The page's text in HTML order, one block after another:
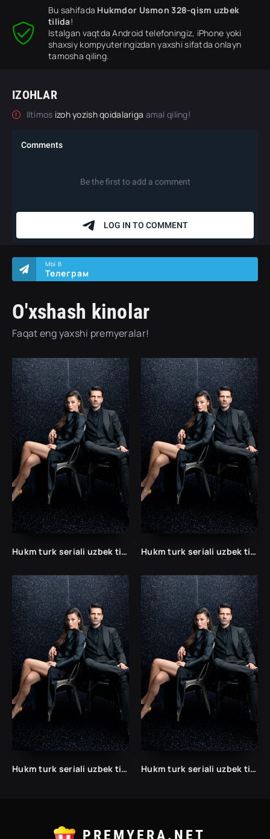
Bu sahifada Hukmdor Usmon 328-qism uzbek
tilida!
Istalgan vaqtda Android telefoningiz, iPhone yoki
shaxsiy kompyuteringizdan yaxshi sifatda onlayn
tamosha qiling.
IZOHLAR
Iltimos izoh yozish qoidalariga amal qiling!
O'xshash kinolar
Faqat eng yaxshi premyeralar!
МЫ В
Телеграм
Hukm turk seriali uzbek tilida /Хукм турк сериали ўзбек тилида/ 203. 204. 205. 206. 207. 208. 209. 210. 211. 212. 213. 214. 215 barcha qismlari. Hukm turk seriali uzbek tilida /Хукм турк сериали ўзбек тилида/ 203. 204. 205. 206. 207. 208. 209. 210. 211. 212. 213. 214. 215 barcha qismlari.
Hukm turk seriali uzbek tilida /Хукм турк сериали ўзбек тилида/ 203. 204. 205. 206. 207. 208. 209. 210. 211. 212. 213. 214. 215 barcha qismlari. Hukm turk seriali uzbek tilida /Хукм турк сериали ўзбек тилида/ 203. 204. 205. 206. 207. 208. 209. 210. 211. 212. 213. 214. 215 barcha qismlari.
PREMYERA.NET